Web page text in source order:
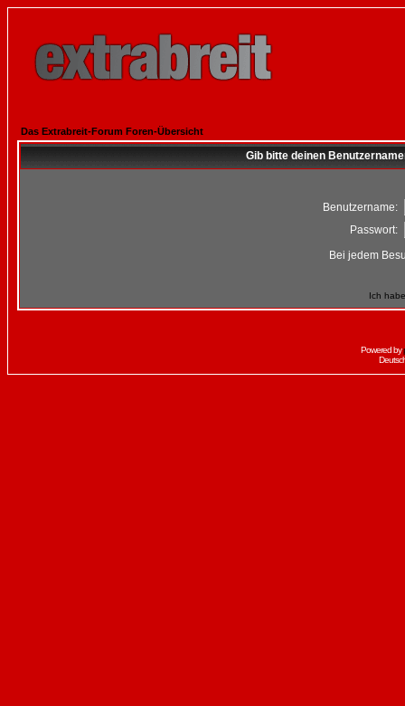
Das Extrabreit-Forum Foren-Übersicht
Gib bitte deinen
Benutzername:
Passwort:
Bei jedem
Ich
Powered by